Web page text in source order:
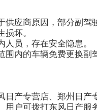
供应商原因，部分副驾
坏。
员，存在安全隐患。
围内的车辆免费更换副
日产专营店、郑州日产
用户可拨打东风日产服